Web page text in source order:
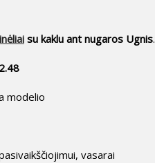
su kaklu ant nugaros Ugnis.
modelio
vasarai